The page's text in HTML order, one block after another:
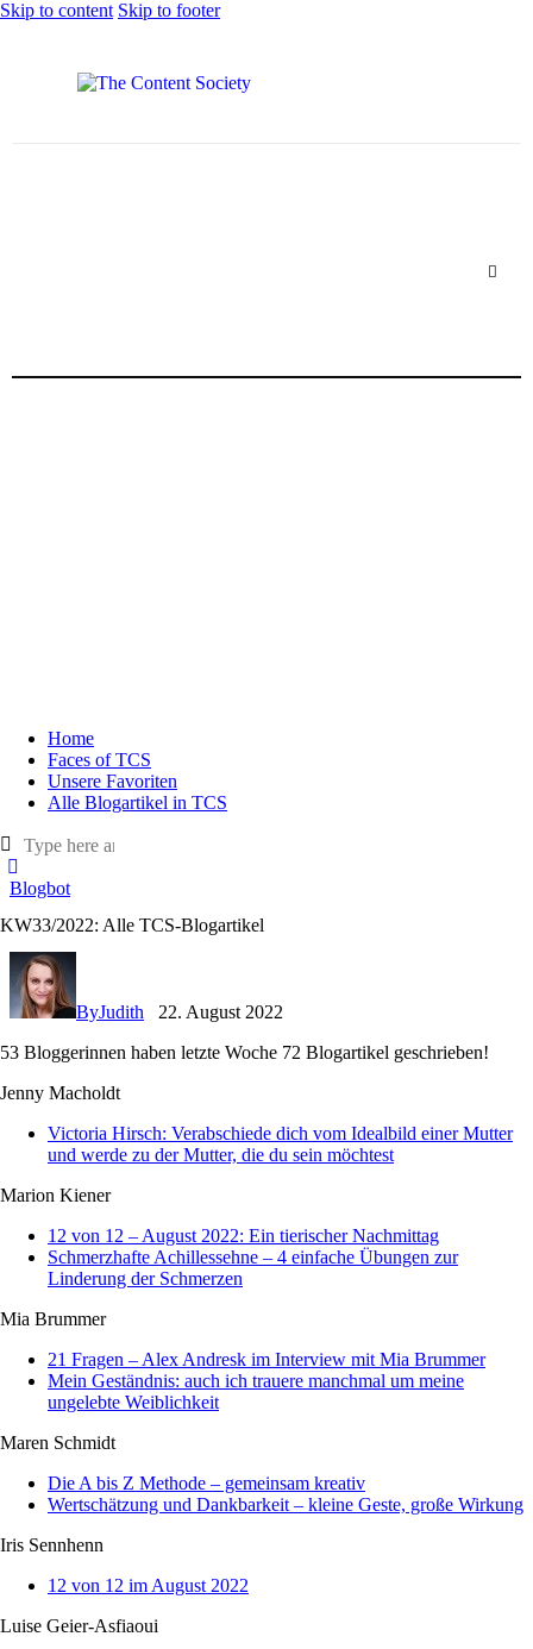
Skip to content Skip to footer
Home
Faces of TCS
Unsere Favoriten
Alle Blogartikel in TCS
Blogbot
KW33/2022: Alle TCS-Blogartikel
ByJudith
22. August 2022
53 Bloggerinnen haben letzte Woche 72 Blogartikel geschrieben!
Jenny Macholdt
Victoria Hirsch: Verabschiede dich vom Idealbild einer Mutter
und werde zu der Mutter, die du sein möchtest
Marion Kiener
12 von 12 – August 2022: Ein tierischer Nachmittag
Schmerzhafte Achillessehne – 4 einfache Übungen zur
Linderung der Schmerzen
Mia Brummer
21 Fragen – Alex Andresk im Interview mit Mia Brummer
Mein Geständnis: auch ich trauere manchmal um meine
ungelebte Weiblichkeit
Maren Schmidt
Die A bis Z Methode – gemeinsam kreativ
Wertschätzung und Dankbarkeit – kleine Geste, große Wirkung
Iris Sennhenn
12 von 12 im August 2022
Luise Geier-Asfiaoui